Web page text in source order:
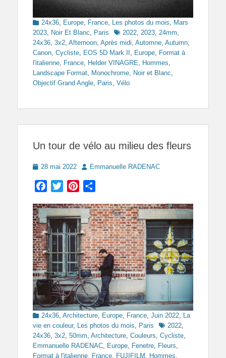
Categories
24x36 Europe France Les photos du mois
Mars
2023
Noir Et Blanc Paris Tags2022 2023 24mm
24x36 3x2 Afternoon Après midi Automne Autumn
Canon Cycliste EOS 5D Mark II Europe
Format à
l'italienne
France Helder VINAGRE Hommes
Landscape Format
Monochrome Noir et Blanc
Objectif Grand Angle
Paris Vélo
Un tour de vélo au milieu des fleurs
Posted
28 mai 2022 AuthorEmmanuelle RADENAC
Facebook
TwitterPinterest
Categories
24x36 Architecture Europe France Juin 2022
La
vie en couleur, Les photos du mois Paris Tags2022
24x36 3x2 50mm Architecture Couleurs Cycliste
Emmanuelle RADENAC
Europe Fenetre Fleurs
Format à l'italienne
France FUJIFILM Hommes